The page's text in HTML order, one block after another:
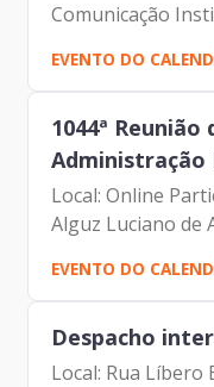
Comunicação
Participantes:
Presidente da
Assessora de...
EVENTO DO
1044ª Reunião
Administração
Local: Online Participantes: Reinaldo de Souza
Alguz Luciano de
Marcello Antonio
Padovan Forbes
Alexsandro Peixe
EVENTO DO
Despacho
Local: Rua Líbero